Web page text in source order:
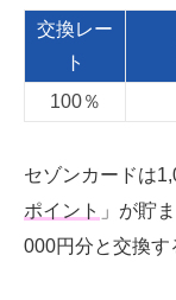
交換レー
ト
100％
セゾンカードは
ポイント 」が貯
000円分と交換す